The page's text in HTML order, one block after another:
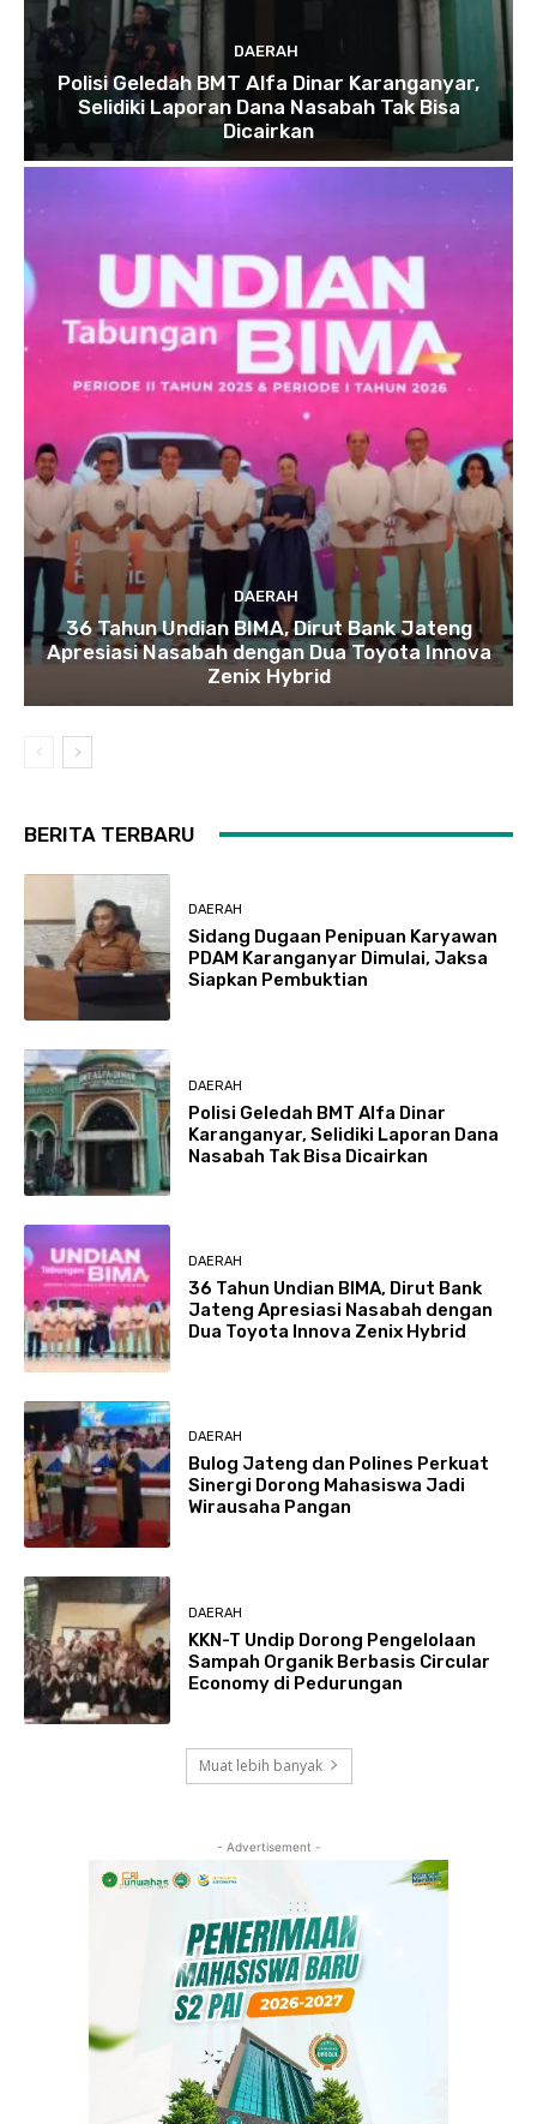
DAERAH
Polisi Geledah BMT Alfa Dinar Karanganyar,
Selidiki Laporan Dana Nasabah Tak Bisa
Dicairkan
DAERAH
36 Tahun Undian BIMA, Dirut Bank Jateng
Apresiasi Nasabah dengan Dua Toyota Innova
Zenix Hybrid
BERITA TERBARU
DAERAH
Sidang Dugaan Penipuan Karyawan
PDAM Karanganyar Dimulai, Jaksa
Siapkan Pembuktian
DAERAH
Polisi Geledah BMT Alfa Dinar
Karanganyar, Selidiki Laporan Dana
Nasabah Tak Bisa Dicairkan
DAERAH
36 Tahun Undian BIMA, Dirut Bank
Jateng Apresiasi Nasabah dengan
Dua Toyota Innova Zenix Hybrid
DAERAH
Bulog Jateng dan Polines Perkuat
Sinergi Dorong Mahasiswa Jadi
Wirausaha Pangan
DAERAH
KKN-T Undip Dorong Pengelolaan
Sampah Organik Berbasis Circular
Economy di Pedurungan
Muat lebih banyak
- Advertisement -